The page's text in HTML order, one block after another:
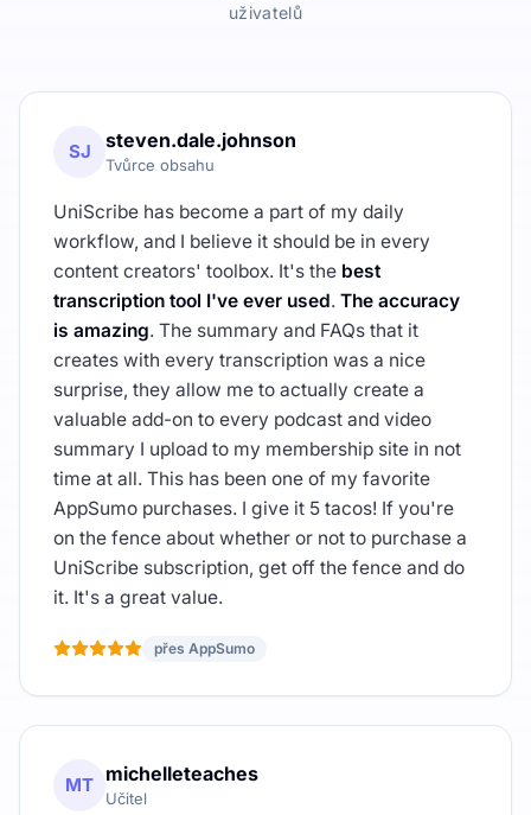
uživatelů
SJ steven.dale.johnson
Tvůrce obsahu
UniScribe has become a part of my daily
workflow, and I believe it should be in every
content creators' toolbox. It's the best
transcription tool I've ever used. The accuracy
is amazing. The summary and FAQs that it
creates with every transcription was a nice
surprise, they allow me to actually create a
valuable add-on to every podcast and video
summary I upload to my membership site in not
time at all. This has been one of my favorite
AppSumo purchases. I give it 5 tacos! If you're
on the fence about whether or not to purchase a
UniScribe subscription, get off the fence and do
it. It's a great value.
přes AppSumo
MT michelleteaches
Učitel